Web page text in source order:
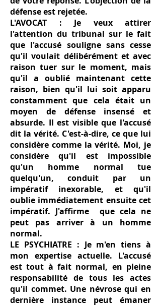
défense est rejetée.
L'AVOCAT : Je veux attirer
l'attention du tribunal sur le fait
que l'accusé souligne sans cesse
qu'il voulait délibérément et avec
raison tuer sur le moment, mais
qu'il a oublié maintenant cette
raison, bien qu'il lui soit apparu
constamment que cela était un
moyen de défense insensé et
absurde. Il est visible que l'accusé
dit la vérité. C'est-à-dire, ce que lui
considère comme la vérité. Moi, je
considère qu'il est impossible
qu'un homme normal tue
quelqu'un, conduit par un
impératif inexorable, et qu'il
oublie immédiatement ensuite cet
impératif. J'affirme que cela ne
peut pas arriver à un homme
normal.
LE PSYCHIATRE : Je m'en tiens à
mon expertise actuelle. L'accusé
est tout à fait normal, en pleine
responsabilité de tous les actes
qu'il commet. Une névrose qui en
dernière instance peut émaner